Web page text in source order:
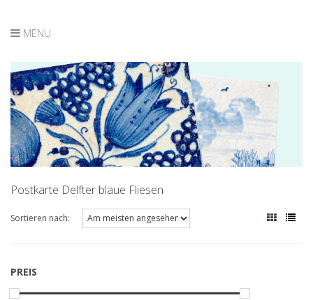
MENU
Postkarte Delfter blaue Fliesen
Sortieren nach:
PREIS